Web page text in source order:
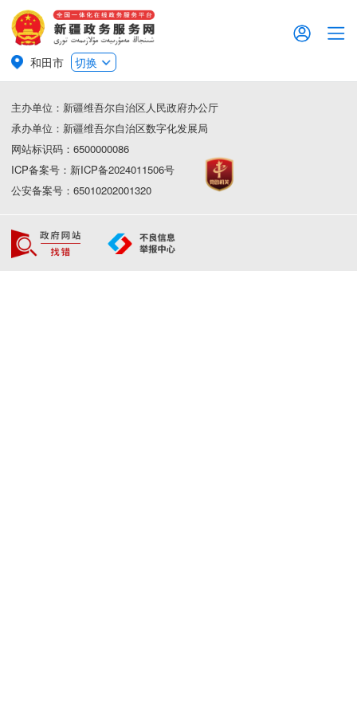
和田市 切换
主办单位：新疆维吾尔自治区人民政府办公厅
承办单位：新疆维吾尔自治区数字化发展局
网站标识码：6500000086
ICP备案号：新ICP备2024011506号
公安备案号：65010202001320